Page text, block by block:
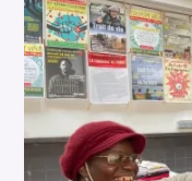
e
r
c
h
e
r